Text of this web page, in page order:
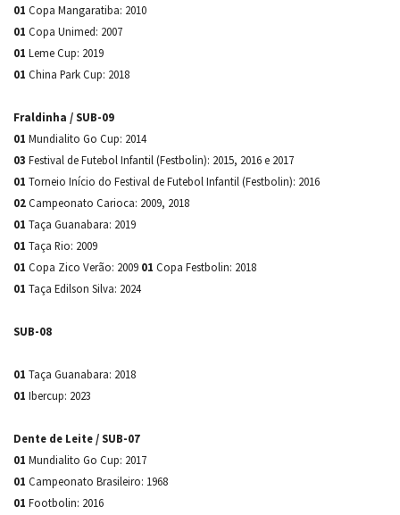
01 Copa Mangaratiba: 2010
01 Copa Unimed: 2007
01 Leme Cup: 2019
01 China Park Cup: 2018
Fraldinha / SUB-09
01 Mundialito Go Cup: 2014
03 Festival de Futebol Infantil (Festbolin): 2015, 2016 e 2017
01 Torneio Início do Festival de Futebol Infantil (Festbolin): 2016
02Campeonato Carioca: 2009, 2018
01 Taça Guanabara: 2019
01 Taça Rio: 2009
01 Copa Zico Verão: 2009 01 Copa Festbolin: 2018
01 Taça Edilson Silva: 2024
SUB-08
01 Taça Guanabara: 2018
01 Ibercup: 2023
Dente de Leite / SUB-07
01 Mundialito Go Cup: 2017
01 Campeonato Brasileiro: 1968
01 Footbolin: 2016